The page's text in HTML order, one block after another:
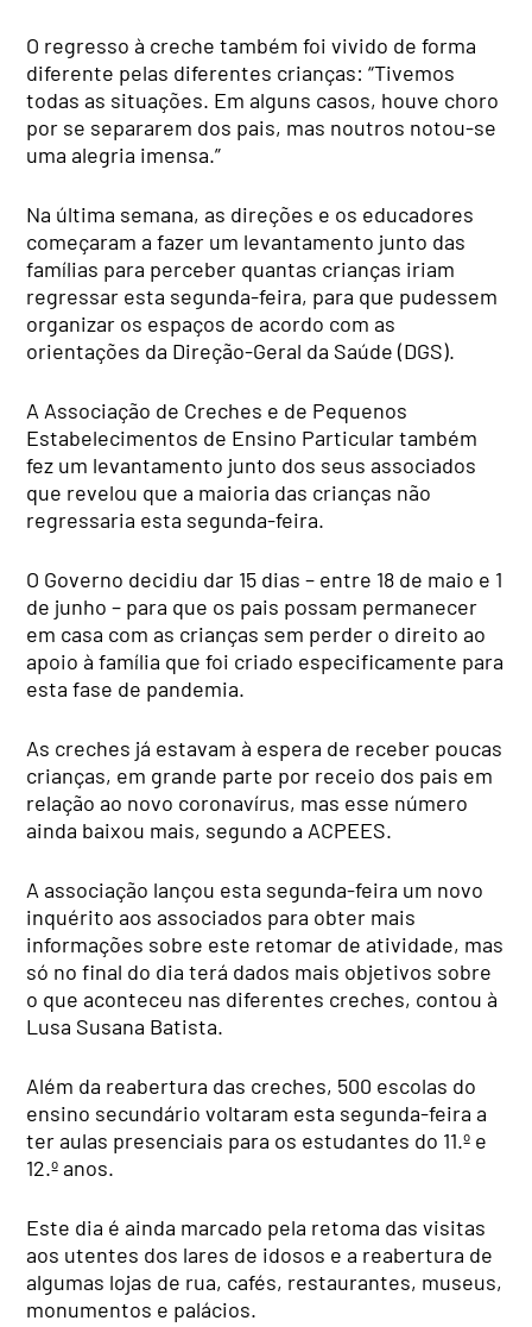
O regresso à creche também foi vivido de forma
diferente pelas diferentes crianças: “Tivemos
todas as situações. Em alguns casos, houve choro
por se separarem dos pais, mas noutros notou-se
uma alegria imensa.”
Na última semana, as direções e os educadores
começaram a fazer um levantamento junto das
famílias para perceber quantas crianças iriam
regressar esta segunda-feira, para que pudessem
organizar os espaços de acordo com as
orientações da Direção-Geral da Saúde (DGS).
A Associação de Creches e de Pequenos
Estabelecimentos de Ensino Particular também
fez um levantamento junto dos seus associados
que revelou que a maioria das crianças não
regressaria esta segunda-feira.
O Governo decidiu dar 15 dias – entre 18 de maio e 1
de junho – para que os pais possam permanecer
em casa com as crianças sem perder o direito ao
apoio à família que foi criado especificamente para
esta fase de pandemia.
As creches já estavam à espera de receber poucas
crianças, em grande parte por receio dos pais em
relação ao novo coronavírus, mas esse número
ainda baixou mais, segundo a ACPEES.
A associação lançou esta segunda-feira um novo
inquérito aos associados para obter mais
informações sobre este retomar de atividade, mas
só no final do dia terá dados mais objetivos sobre
o que aconteceu nas diferentes creches, contou à
Lusa Susana Batista.
Além da reabertura das creches, 500 escolas do
ensino secundário voltaram esta segunda-feira a
ter aulas presenciais para os estudantes do 11.º e
12.º anos.
Este dia é ainda marcado pela retoma das visitas
aos utentes dos lares de idosos e a reabertura de
algumas lojas de rua, cafés, restaurantes, museus,
monumentos e palácios.